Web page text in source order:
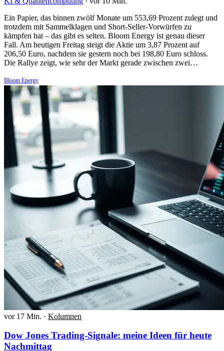
Ein Papier, das binnen zwölf Monate um 553,69 Prozent zulegt und
trotzdem mit Sammelklagen und Short-Seller-Vorwürfen zu
kämpfen hat – das gibt es selten. Bloom Energy ist genau dieser
Fall. Am heutigen Freitag steigt die Aktie um 3,87 Prozent auf
206,50 Euro, nachdem sie gestern noch bei 198,80 Euro schloss.
Die Rallye zeigt, wie sehr der Markt gerade zwischen zwei…
Bloom Energy
vor 17 Min. · Kolumnen
Dow Jones Trading-Signale: meine Ideen für heute
Nachmittag